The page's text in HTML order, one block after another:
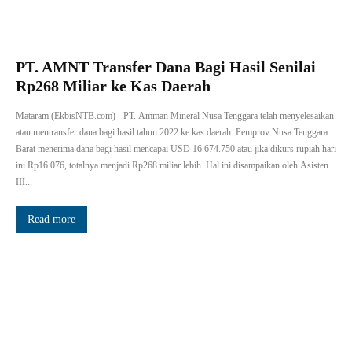
PT. AMNT Transfer Dana Bagi Hasil Senilai
Rp268 Miliar ke Kas Daerah
Mataram (EkbisNTB.com) - PT. Amman Mineral Nusa Tenggara telah menyelesaikan
atau mentransfer dana bagi hasil tahun 2022 ke kas daerah. Pemprov Nusa Tenggara
Barat menerima dana bagi hasil mencapai USD 16.674.750 atau jika dikurs rupiah hari
ini Rp16.076, totalnya menjadi Rp268 miliar lebih. Hal ini disampaikan oleh Asisten
III...
Read more